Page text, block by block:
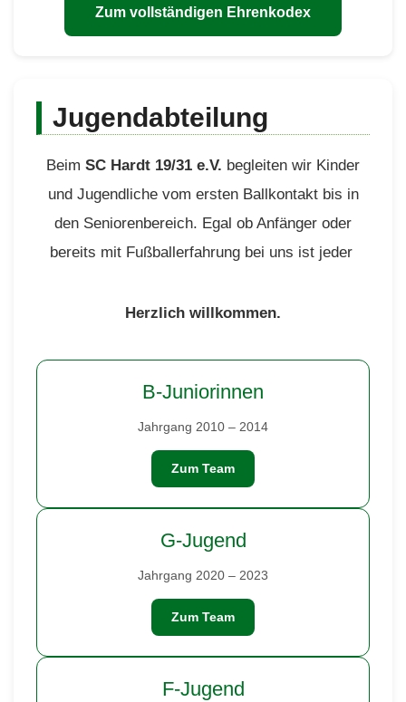
Zum vollständigen Ehrenkodex
Jugendabteilung
Beim SC Hardt 19/31 e.V. begleiten wir Kinder
und Jugendliche vom ersten Ballkontakt bis in
den Seniorenbereich. Egal ob Anfänger oder
bereits mit Fußballerfahrung bei uns ist jeder
Herzlich willkommen.
B-Juniorinnen
Jahrgang 2010 – 2014
Zum Team
G-Jugend
Jahrgang 2020 – 2023
Zum Team
F-Jugend